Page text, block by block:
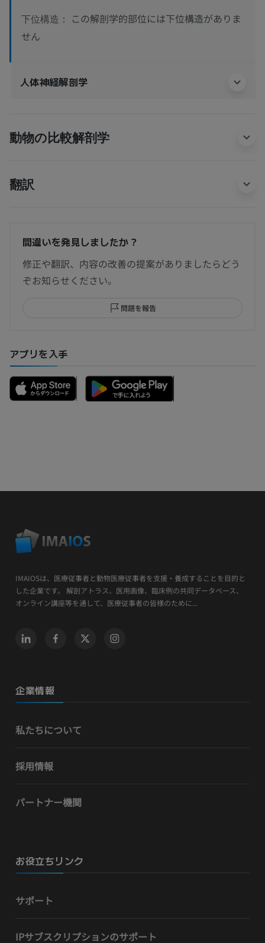
下位構造：
この解剖学的部位には下位構造がありま
せん
人体神経解剖学
動物の比較解剖学
翻訳
間違いを発見しましたか？
修正や翻訳、内容の改善の提案がありましたらどう
ぞお知らせください。
問題を報告
アプリを入手
IMAIOSは、医療従事者と動物医療従事者を支援・養成することを目的と
した企業です。 解剖アトラス、医用画像、臨床例の共同データベース、
オンライン講座等を通して、医療従事者の皆様のために...
企業情報
私たちについて
採用情報
パートナー機関
お役立ちリンク
サポート
IPサブスクリプションのサポート